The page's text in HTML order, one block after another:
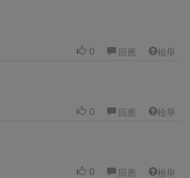
0 回應 檢舉
0 回應 檢舉
0 回應 檢舉